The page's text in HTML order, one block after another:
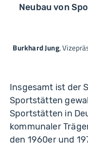
Neubau von
Burkhard Jung,
Insgesamt ist der
Sportstätten
Sportstätten in
kommunaler
den 1960er und